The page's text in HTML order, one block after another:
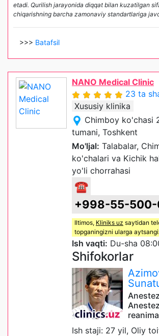
etadi. Qurilish jarayonida diqqat bilan kuzatilgan
chiqarishning barcha zamonaviy standartlariga
>>> Batafsil
NANO Medical Clinic
23 ta
Xususiy klinika
Chimboy ko'chasi
tumani, Toshkent
Mo'ljal: Talabalar,
ko'chalari va Kichik
yo'li chorrahasi
☎
+998-55-
Iltimos, Kliniks uz saytidan
topganingizni ularga
Ish vaqti: Du-sha
Shifokorlar
Ish staji: 27 yil, Oliy